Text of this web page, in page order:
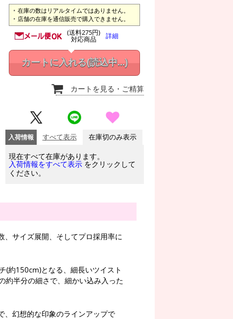
在庫の数はリアルタイムではありません。
店舗の在庫を通信販売で購入できません。
(送料275円)
対応商品 詳細
カートに入れる(読込中...)
カートを見る ・ご精算
入荷情報 すべて表示 在庫切のみ表示
現在すべて在庫があります。
入荷情報をすべて表示 をクリックして
ください。
、サイズ展開、そしてプロ採用率に
(約150cm)となる、細長いツイスト
約半分の細さで、細かい込み入った
、幻想的な印象のラインアップで